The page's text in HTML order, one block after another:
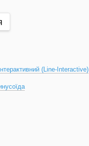
(Line-Interactive)